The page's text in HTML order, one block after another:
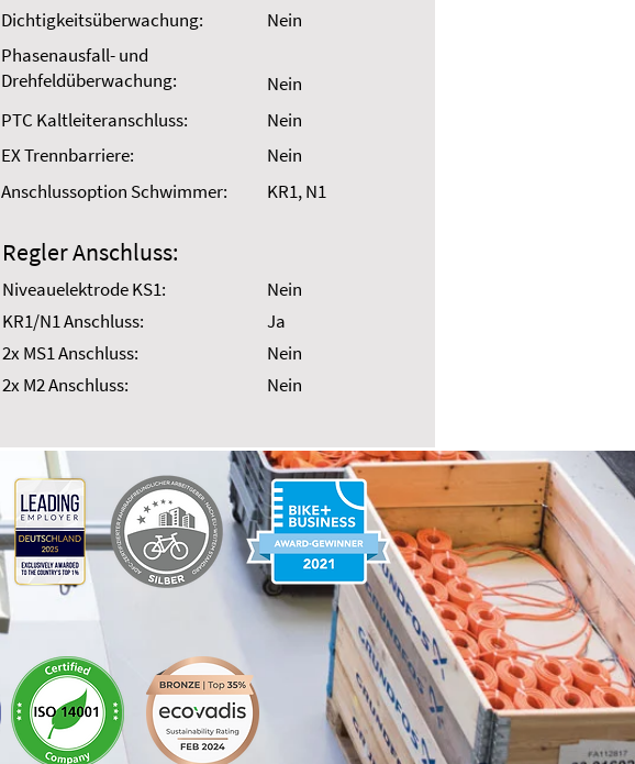
Dichtigkeitsüberwachung:
Phasenausfall- und
Drehfeldüberwachung:
PTC Kaltleiteranschluss:
EX Trennbarriere:
Anschlussoption Schwimmer:
Nein
Nein
Nein
Nein
KR1, N1
Regler Anschluss:
Niveauelektrode KS1:
KR1/N1 Anschluss:
2x MS1 Anschluss:
2x M2 Anschluss:
Nein
Ja
Nein
Nein